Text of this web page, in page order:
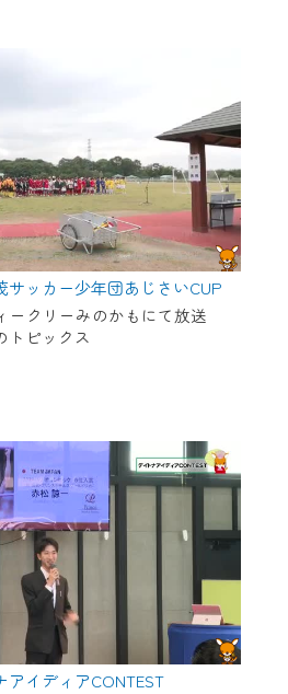
サッカー少年団あじさいCUP
ークリーみのかもにて放送
トピックス
アイディアCONTEST